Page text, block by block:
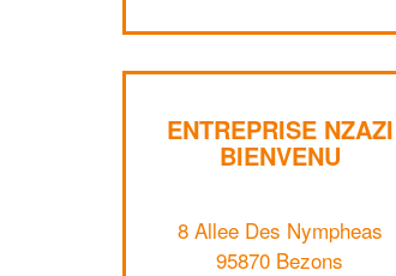
ENTREPRISE NZAZI
BIENVENU
8 Allee Des Nympheas
95870 Bezons